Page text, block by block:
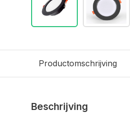
Productomschrijving
Beschrijving